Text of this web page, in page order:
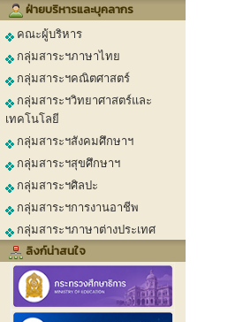
ฝ่ายบริหารและบุคลากร
คณะผู้บริหาร
กลุ่มสาระฯภาษาไทย
กลุ่มสาระฯคณิตศาสตร์
กลุ่มสาระฯวิทยาศาสตร์และ
เทคโนโลยี
กลุ่มสาระฯสังคมศึกษาฯ
กลุ่มสาระฯสุขศึกษาฯ
กลุ่มสาระฯศิลปะ
กลุ่มสาระฯการงานอาชีพ
กลุ่มสาระฯภาษาต่างประเทศ
ลิงก์น่าสนใจ